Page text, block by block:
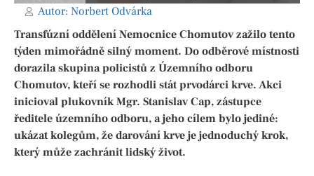
Autor: Norbert Odvárka
Transfúzní oddělení Nemocnice Chomutov zažilo tento
týden mimořádně silný moment. Do odběrové místnosti
dorazila skupina policistů z Územního odboru
Chomutov, kteří se rozhodli stát prvodárci krve. Akci
inicioval plukovník Mgr. Stanislav Cap, zástupce
ředitele územního odboru, a jeho cílem bylo jediné:
ukázat kolegům, že darování krve je jednoduchý krok,
který může zachránit lidský život.